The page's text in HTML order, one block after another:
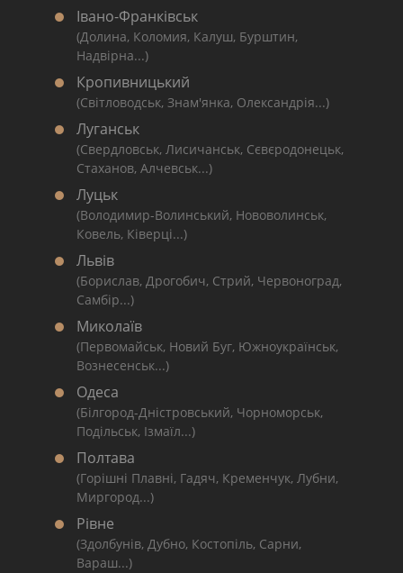
Івано-Франківськ
(Долина, Коломия, Калуш, Бурштин,
Надвірна...)
Кропивницький
(Світловодськ, Знам'янка, Олександрія...)
Луганськ
(Свердловськ, Лисичанськ, Сєвєродонецьк,
Стаханов, Алчевськ...)
Луцьк
(Володимир-Волинський, Нововолинськ,
Ковель, Ківерці...)
Львів
(Борислав, Дрогобич, Стрий, Червоноград,
Самбір...)
Миколаїв
(Первомайськ, Новий Буг, Южноукраїнськ,
Вознесенськ...)
Одеса
(Білгород-Дністровський, Чорноморськ,
Подільськ, Ізмаїл...)
Полтава
(Горішні Плавні, Гадяч, Кременчук, Лубни,
Миргород...)
Рівне
(Здолбунів, Дубно, Костопіль, Сарни,
Вараш...)